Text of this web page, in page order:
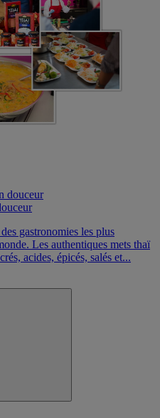
gastronomies les plus
Les authentiques mets thaï
acides, épicés, salés et...